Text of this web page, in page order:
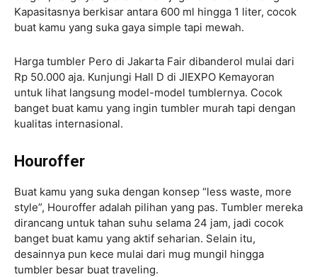
Kapasitasnya berkisar antara 600 ml hingga 1 liter, cocok
buat kamu yang suka gaya simple tapi mewah.
Harga tumbler Pero di Jakarta Fair dibanderol mulai dari
Rp 50.000 aja. Kunjungi Hall D di JIEXPO Kemayoran
untuk lihat langsung model-model tumblernya. Cocok
banget buat kamu yang ingin tumbler murah tapi dengan
kualitas internasional.
Houroffer
Buat kamu yang suka dengan konsep “less waste, more
style”, Houroffer adalah pilihan yang pas. Tumbler mereka
dirancang untuk tahan suhu selama 24 jam, jadi cocok
banget buat kamu yang aktif seharian. Selain itu,
desainnya pun kece mulai dari mug mungil hingga
tumbler besar buat traveling.